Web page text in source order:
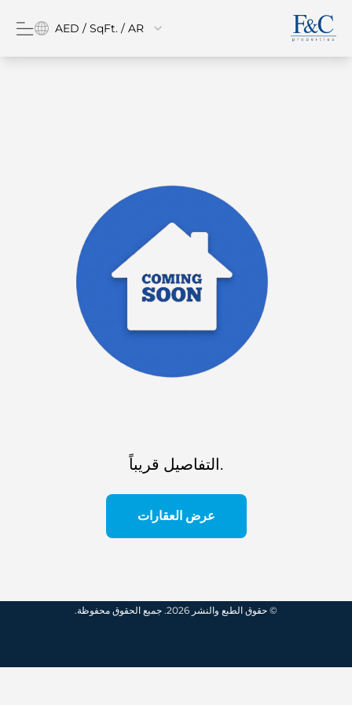
AED / SqFt. / AR
التفاصيل قريباً.
عرض العقارات
© حقوق الطبع والنشر 2026. جميع الحقوق محفوظة.